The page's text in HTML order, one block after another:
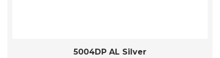
5004DP AL Silver